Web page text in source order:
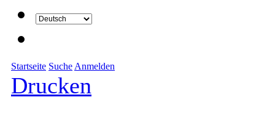
Startseite Suche Anmelden
Drucken